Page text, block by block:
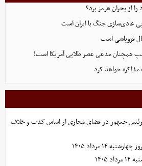
از بحران هرمز برد؟
عادی‌سازی جنگ با ایران است
فروپاشی است
همچنان مدعی عصر طلایی آمریکا است!
خواهد کرد
رئیس جمهور در فضای مجازی از اساس کذب و خلاف
۱۴ مرداد ۱۴۰۵